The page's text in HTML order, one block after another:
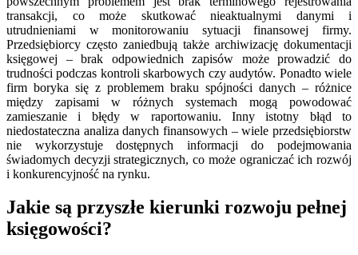
transakcji, co może skutkować nieaktualnymi danymi i
utrudnieniami w monitorowaniu sytuacji finansowej firmy.
Przedsiębiorcy często zaniedbują także archiwizację dokumentacji
księgowej – brak odpowiednich zapisów może prowadzić do
trudności podczas kontroli skarbowych czy audytów. Ponadto wiele
firm boryka się z problemem braku spójności danych – różnice
między zapisami w różnych systemach mogą powodować
zamieszanie i błędy w raportowaniu. Inny istotny błąd to
niedostateczna analiza danych finansowych – wiele przedsiębiorstw
nie wykorzystuje dostępnych informacji do podejmowania
świadomych decyzji strategicznych, co może ograniczać ich rozwój
i konkurencyjność na rynku.
Jakie są przyszłe kierunki rozwoju pełnej
księgowości?